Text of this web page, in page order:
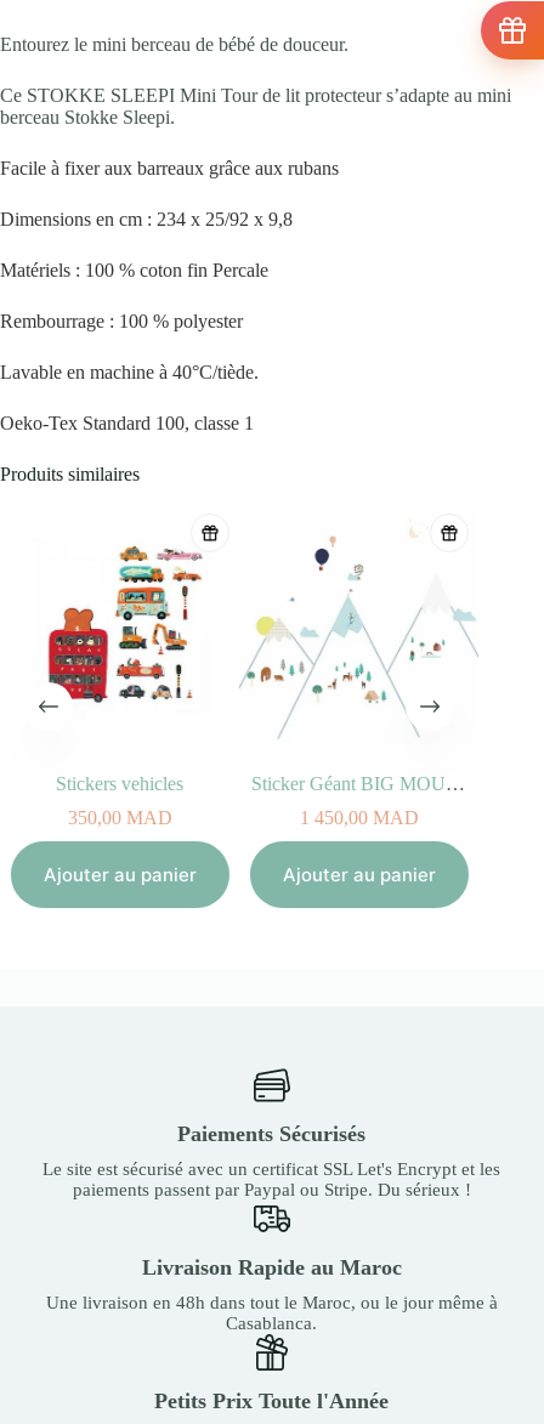
Entourez le mini berceau de bébé de douceur.
Ce STOKKE SLEEPI Mini Tour de lit protecteur s’adapte au mini
berceau Stokke Sleepi.
Facile à fixer aux barreaux grâce aux rubans
Dimensions en cm : 234 x 25/92 x 9,8
Matériels : 100 % coton fin Percale
Rembourrage : 100 % polyester
Lavable en machine à 40°C/tiède.
Oeko-Tex Standard 100, classe 1
Produits similaires
Stickers vehicles
350,00MAD
Ajouter au panier
Sticker Géant BIG MOUNTAINS
1 450,00MAD
Ajouter au panier
Paiements Sécurisés
Le site est sécurisé avec un certificat SSL Let's Encrypt et les
paiements passent par Paypal ou Stripe. Du sérieux !
Livraison Rapide au Maroc
Une livraison en 48h dans tout le Maroc, ou le jour même à
Casablanca.
Petits Prix Toute l'Année